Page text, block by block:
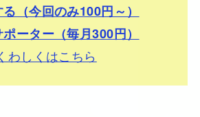
（今回のみ100円～）
ーター（毎月300円）
わしくはこちら